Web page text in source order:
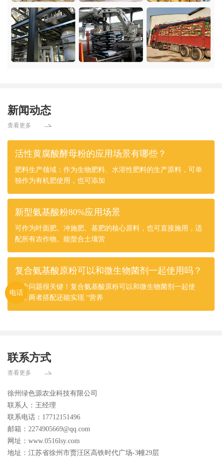
电话
新闻动态
查看更多
活性黄腐酸酵母粉的应用场景有哪些？
肥料生产领域：作为生物肥料、水溶性肥料的生产原料，可单
独作为有机肥使用，也可添加
新型氨基酸粉80%应用场景
可作为叶面肥、冲施肥、基肥的核心原料，也可直接施用，适
配所有农作物。能螯合土壤营
复合氨基酸原粉可以和微生物菌剂一起使用吗？
这个问题很关键！复合氨基酸原粉可以和微生物菌剂一起使
用，两者搭配还能实现 “营养
联系方式
查看更多
徐州绿色源农业科技有限公司
联系人：王经理
联系电话：17712151496
邮箱：2274905669@qq.com
网址：www.0516lsy.com
地址：江苏省徐州市贾汪区高铁时代广场-3幢29层